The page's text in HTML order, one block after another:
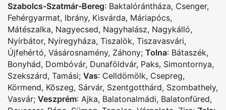
Szabolcs-Szatmár-Bereg: Baktalórántháza, Csenger,
Fehérgyarmat, Ibrány, Kisvárda, Máriapócs,
Mátészalka, Nagyecsed, Nagyhalász, Nagykálló,
Nyírbátor, Nyíregyháza, Tiszalök, Tiszavasvári,
Újfehértó, Vásárosnamény, Záhony; Tolna: Bátaszék,
Bonyhád, Dombóvár, Dunaföldvár, Paks, Simontornya,
Szekszárd, Tamási; Vas: Celldömölk, Csepreg,
Körmend, Kõszeg, Sárvár, Szentgotthárd, Szombathely,
Vasvár; Veszprém: Ajka, Balatonalmádi, Balatonfüred,